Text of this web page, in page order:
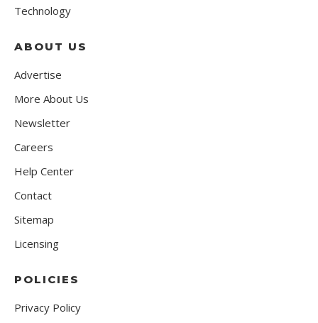
Technology
ABOUT US
Advertise
More About Us
Newsletter
Careers
Help Center
Contact
Sitemap
Licensing
POLICIES
Privacy Policy